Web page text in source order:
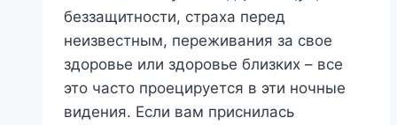
беззащитности, страха перед
неизвестным, переживания за свое
здоровье или здоровье близких – все
это часто проецируется в эти ночные
видения. Если вам приснилась